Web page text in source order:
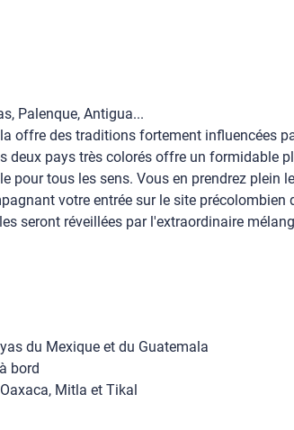
Palenque, Antigua...
offre des traditions fortement influencées
deux pays très colorés offre un formidable
pour tous les sens. Vous en prendrez
votre entrée sur le site
seront réveillées par l'extraordinaire
du Mexique et du Guatemala
bord
Mitla et Tikal